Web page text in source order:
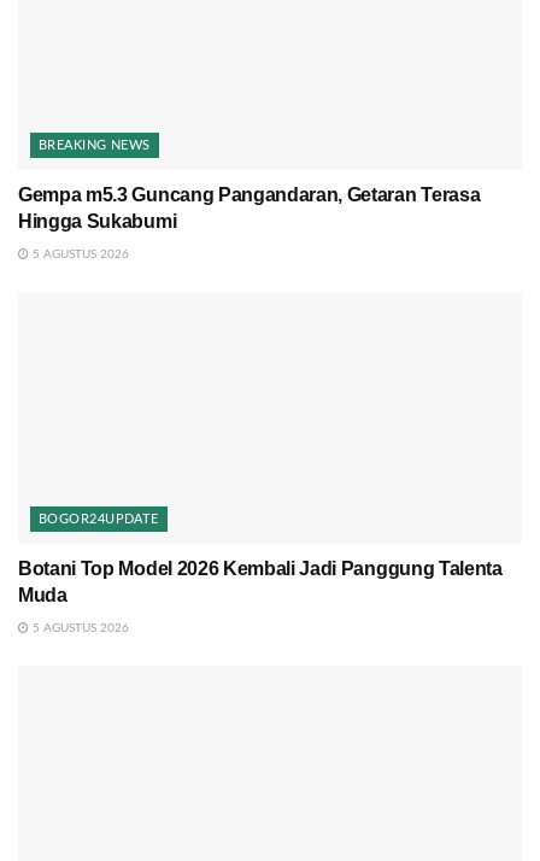
BREAKING NEWS
Gempa m5.3 Guncang Pangandaran, Getaran Terasa
Hingga Sukabumi
5 AGUSTUS 2026
BOGOR24UPDATE
Botani Top Model 2026 Kembali Jadi Panggung Talenta
Muda
5 AGUSTUS 2026